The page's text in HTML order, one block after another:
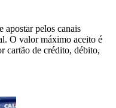
apostar pelos canais
O valor máximo aceito é
cartão de crédito, débito,